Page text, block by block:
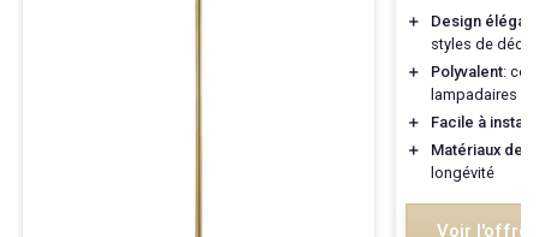
＋
Design élégant
styles de
＋
Polyvalent:
lampadaires
＋
Facile à
＋
Matériaux de
longévité
Voir l'offre